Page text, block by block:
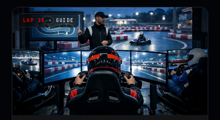
· GUIDE